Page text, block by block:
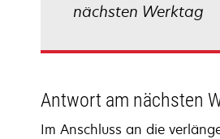
nächsten Werktag
Antwort am nächsten
Im Anschluss an die